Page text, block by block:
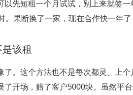
以先短租一个月试试，别上来就签
。果断换了一家，现在合作快一年
该租
了。这个方法也不是每次都灵。上
了开场，赔了客户5000块。虽然平